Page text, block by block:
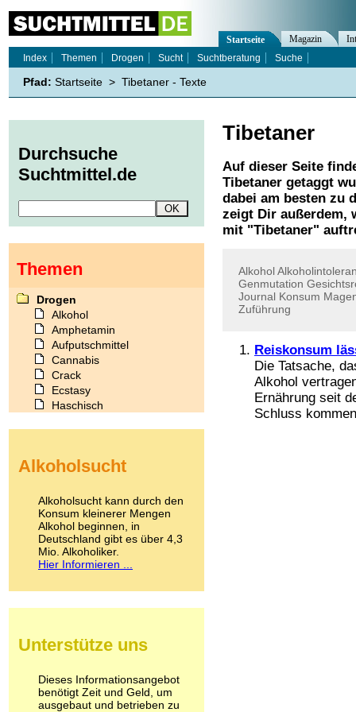
Tibetaner
Auf dieser Seite
Tibetaner getaggt
dabei am besten zu
zeigt Dir außerdem,
mit "Tibetaner"
Alkohol
Genmutation
Journal Konsum
Zuführung
Reiskonsum
Die Tatsache,
Alkohol
Ernährung seit
Schluss
Startseite Magazin
Index
Themen Drogen Sucht Suchtberatung Suche
Pfad: Startseite > Tibetaner - Texte
Durchsuche
Suchtmittel.de
Themen
Drogen
Alkohol
Amphetamin
Aufputschmittel
Cannabis
Crack
Ecstasy
Haschisch
Kokain
LSD
Marihuana
Medikamente
Meskalin
Metamphetamin
Methadon
Pilze
Psychopharmaka
Schlafmittel
Schmerzmittel
Alkoholsucht
Alkoholsucht kann durch den
Konsum kleinerer Mengen
Alkohol beginnen, in
Deutschland gibt es über 4,3
Mio. Alkoholiker.
Hier Informieren ...
Unterstütze uns
Dieses Informationsangebot
benötigt Zeit und Geld, um
ausgebaut und betrieben zu